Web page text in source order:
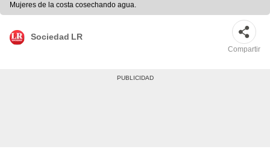
Mujeres de la costa cosechando agua.
Sociedad LR
Compartir